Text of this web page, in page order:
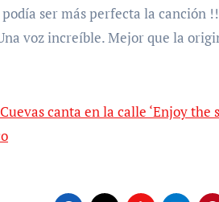
podía ser más perfecta la canción
voz increíble. Mejor que la
canta en la calle ‘Enjoy